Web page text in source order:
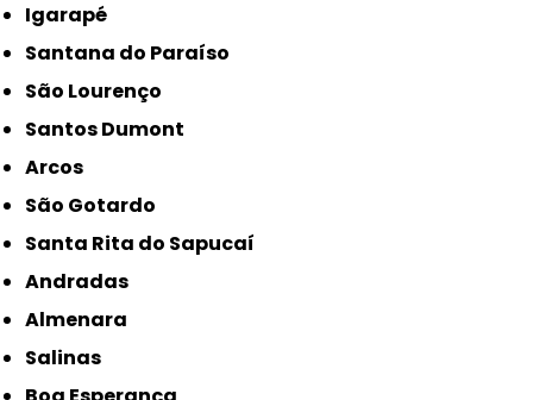
Igarapé
Santana do Paraíso
São Lourenço
Santos Dumont
Arcos
São Gotardo
Santa Rita do Sapucaí
Andradas
Almenara
Salinas